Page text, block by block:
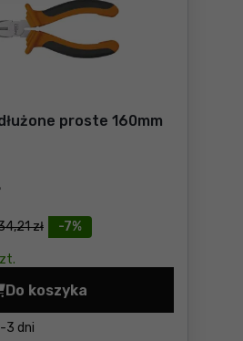
proste 160mm
-7%
zł
3 dni
Do koszyka
Szczypce wydłużone